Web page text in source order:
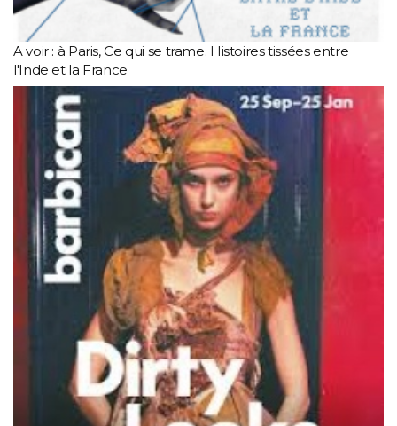
A voir : à Paris, Ce qui se trame. Histoires tissées entre
l'Inde et la France